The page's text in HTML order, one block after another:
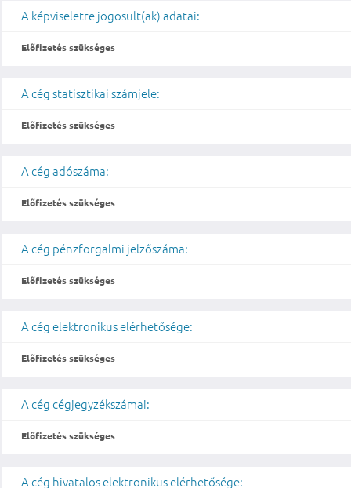
A képviseletre jogosult(ak) adatai:
Előfizetés szükséges
A cég statisztikai számjele:
Előfizetés szükséges
A cég adószáma:
Előfizetés szükséges
A cég pénzforgalmi jelzőszáma:
Előfizetés szükséges
A cég elektronikus elérhetősége:
Előfizetés szükséges
A cég cégjegyzékszámai:
Előfizetés szükséges
A cég hivatalos elektronikus elérhetősége: